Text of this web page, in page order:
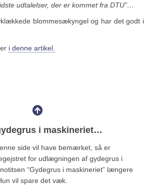
udtalelser, der er kommet fra DTU”…
blommesækyngel og har det godt i
i denne artikel.
i maskineriet…
side vil have bemærket, så er
for udlægningen af gydegrus i
“Gydegrus i maskineriet” længere
vil spare det væk.